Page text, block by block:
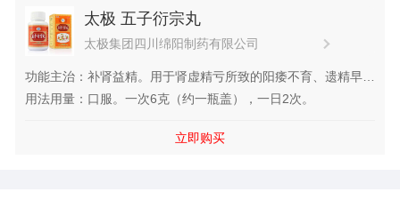
太极 五子衍宗丸
太极集团四川绵阳制药有限公司
功能主治：补肾益精。用于肾虚精亏所致的阳痿不育、遗精早
泄、腰痛、尿后余沥。
用法用量：口服。一次6克（约一瓶盖），一日2次。
立即购买